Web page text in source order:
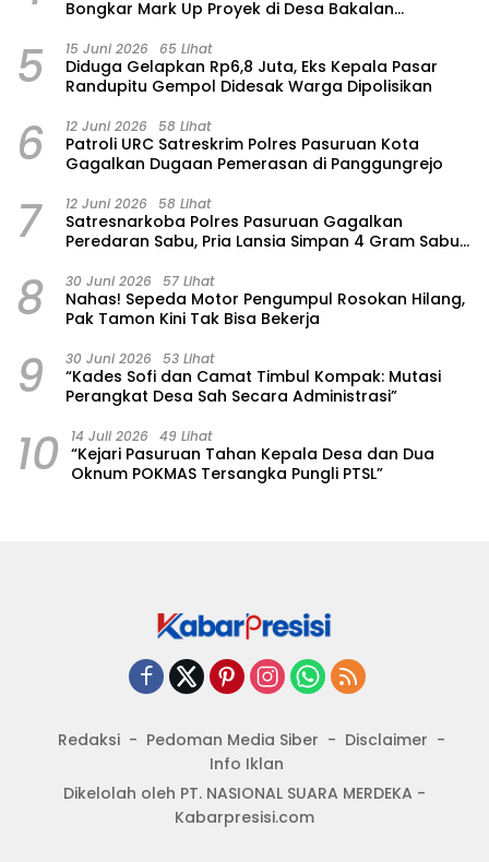
Bongkar Mark Up Proyek di Desa Bakalan
5 15 Juni 2026 65 Lihat
‎Diduga Gelapkan Rp6,8 Juta, Eks Kepala Pasar
Randupitu Gempol Didesak Warga Dipolisikan
6 12 Juni 2026 58 Lihat
Patroli URC Satreskrim Polres Pasuruan Kota
Gagalkan Dugaan Pemerasan di Panggungrejo
7 12 Juni 2026 58 Lihat
Satresnarkoba Polres Pasuruan Gagalkan
Peredaran Sabu, Pria Lansia Simpan 4 Gram Sabu
8 30 Juni 2026 57 Lihat
‎Nahas! Sepeda Motor Pengumpul Rosokan Hilang,
Pak Tamon Kini Tak Bisa Bekerja
9 30 Juni 2026 53 Lihat
“Kades Sofi dan Camat Timbul Kompak: Mutasi
Perangkat Desa Sah Secara Administrasi”
10 14 Juli 2026 49 Lihat
“Kejari Pasuruan Tahan Kepala Desa dan Dua
Oknum POKMAS Tersangka Pungli PTSL”
Redaksi Pedoman Media Siber
Disclaimer
Info Iklan
Dikelolah oleh PT. NASIONAL SUARA MERDEKA -
Kabarpresisi.com